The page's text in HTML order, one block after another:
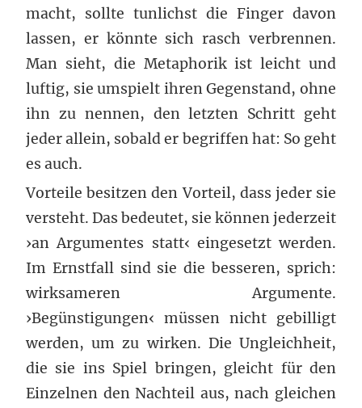
macht, sollte tunlichst die Finger davon
lassen, er könnte sich rasch verbrennen.
Man sieht, die Metaphorik ist leicht und
luftig, sie umspielt ihren Gegenstand, ohne
ihn zu nennen, den letzten Schritt geht
jeder allein, sobald er begriffen hat: So geht
es auch.
Vorteile besitzen den Vorteil, dass jeder sie
versteht. Das bedeutet, sie können jederzeit
›an Argumentes statt‹ eingesetzt werden.
Im Ernstfall sind sie die besseren, sprich:
wirksameren Argumente.
›Begünstigungen‹ müssen nicht gebilligt
werden, um zu wirken. Die Ungleichheit,
die sie ins Spiel bringen, gleicht für den
Einzelnen den Nachteil aus, nach gleichen